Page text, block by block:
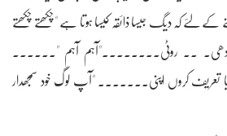
لئے کہ دیگ جیسا ذائقہ کیسا ہوتا ہے "چکھتے چکھتے
۔۔ روٹی۔۔۔۔۔۔۔۔"آہم آہم "۔۔۔۔۔۔
تعریف کروں اپنی۔۔۔۔۔۔۔ "آپ لوگ خود سمجھدار